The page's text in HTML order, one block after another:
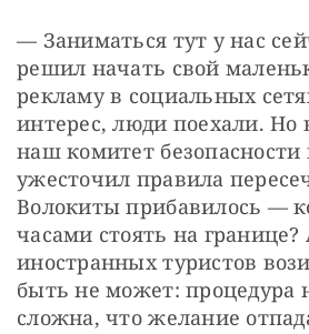
— Заниматься тут у нас
решил начать свой
рекламу в социальных
интерес, люди поехали. Но
наш комитет безопасности
ужесточил правила
Волокиты прибавилось —
часами стоять на
иностранных туристов
быть не может: процедура
сложна, что желание